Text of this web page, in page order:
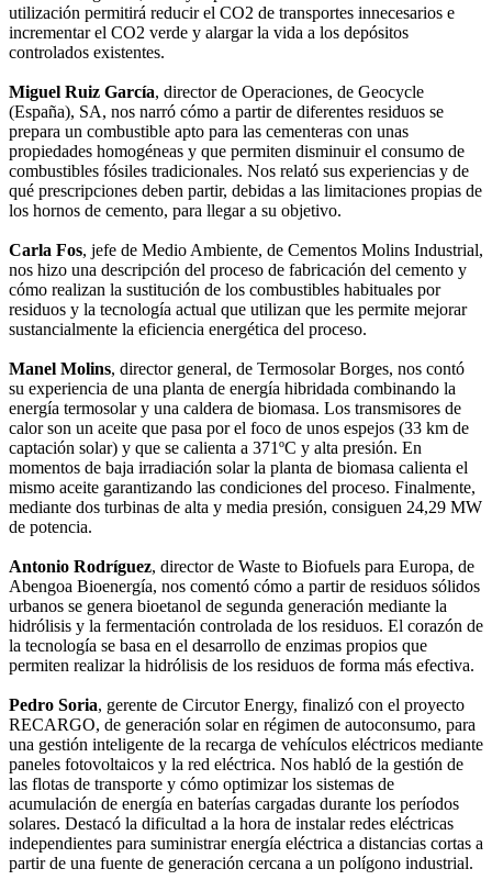
utilización permitirá reducir el CO2 de transportes innecesarios e
incrementar el CO2 verde y alargar la vida a los depósitos
controlados existentes.
Miguel Ruiz García, director de Operaciones, de Geocycle
(España), SA, nos narró cómo a partir de diferentes residuos se
prepara un combustible apto para las cementeras con unas
propiedades homogéneas y que permiten disminuir el consumo de
combustibles fósiles tradicionales. Nos relató sus experiencias y de
qué prescripciones deben partir, debidas a las limitaciones propias de
los hornos de cemento, para llegar a su objetivo.
Carla Fos, jefe de Medio Ambiente, de Cementos Molins Industrial,
nos hizo una descripción del proceso de fabricación del cemento y
cómo realizan la sustitución de los combustibles habituales por
residuos y la tecnología actual que utilizan que les permite mejorar
sustancialmente la eficiencia energética del proceso.
Manel Molins, director general, de Termosolar Borges, nos contó
su experiencia de una planta de energía hibridada combinando la
energía termosolar y una caldera de biomasa. Los transmisores de
calor son un aceite que pasa por el foco de unos espejos (33 km de
captación solar) y que se calienta a 371ºC y alta presión. En
momentos de baja irradiación solar la planta de biomasa calienta el
mismo aceite garantizando las condiciones del proceso. Finalmente,
mediante dos turbinas de alta y media presión, consiguen 24,29 MW
de potencia.
Antonio Rodríguez, director de Waste to Biofuels para Europa, de
Abengoa Bioenergía, nos comentó cómo a partir de residuos sólidos
urbanos se genera bioetanol de segunda generación mediante la
hidrólisis y la fermentación controlada de los residuos. El corazón de
la tecnología se basa en el desarrollo de enzimas propios que
permiten realizar la hidrólisis de los residuos de forma más efectiva.
Pedro Soria, gerente de Circutor Energy, finalizó con el proyecto
RECARGO, de generación solar en régimen de autoconsumo, para
una gestión inteligente de la recarga de vehículos eléctricos mediante
paneles fotovoltaicos y la red eléctrica. Nos habló de la gestión de
las flotas de transporte y cómo optimizar los sistemas de
acumulación de energía en baterías cargadas durante los períodos
solares. Destacó la dificultad a la hora de instalar redes eléctricas
independientes para suministrar energía eléctrica a distancias cortas a
partir de una fuente de generación cercana a un polígono industrial.